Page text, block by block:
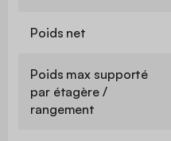
Poids net
Poids max supporté
par étagère /
rangement